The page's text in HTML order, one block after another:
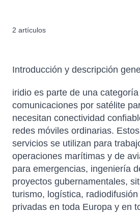
2 artículos
Introducción y descripción
iridio es parte de una
comunicaciones por satélite
necesitan conectividad
redes móviles ordinarias.
servicios se utilizan para
operaciones marítimas y de
para emergencias, ingeniería
proyectos gubernamentales,
turismo, logística,
privadas en toda Europa y en